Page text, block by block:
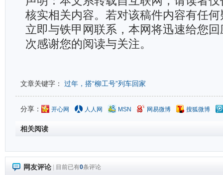
核实相关内容。若对该稿件内容有任
立即与铁甲网联系，本网将迅速给您
次感谢您的阅读与关注。
文章关键字： 过年，搭“柳工号”列车回家
分享： 开心网 人人网 MSN 网易微博 搜狐微博
相关阅读
网友评论 目前已有0条评论